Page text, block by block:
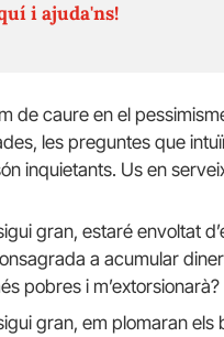
i ajuda'ns!
de caure en el
les preguntes que
inquietants. Us en
gran, estaré envoltat
a acumular
pobres i m’extorsionarà?
gran, em plomaran els